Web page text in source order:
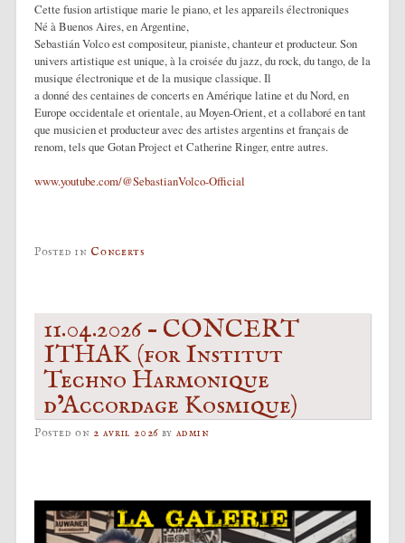
Cette fusion artistique marie le piano, et les appareils électroniques
Né à Buenos Aires, en Argentine,
Sebastián Volco est compositeur, pianiste, chanteur et producteur. Son
univers artistique est unique, à la croisée du jazz, du rock, du tango, de la
musique électronique et de la musique classique. Il
a donné des centaines de concerts en Amérique latine et du Nord, en
Europe occidentale et orientale, au Moyen-Orient, et a collaboré en tant
que musicien et producteur avec des artistes argentins et français de
renom, tels que Gotan Project et Catherine Ringer, entre autres.
www.youtube.com/@SebastianVolco-Official
Posted in Concerts
11.04.2026 – CONCERT
ITHAK (for Institut
Techno Harmonique
d’Accordage Kosmique)
Posted on 2 avril 2026 by admin